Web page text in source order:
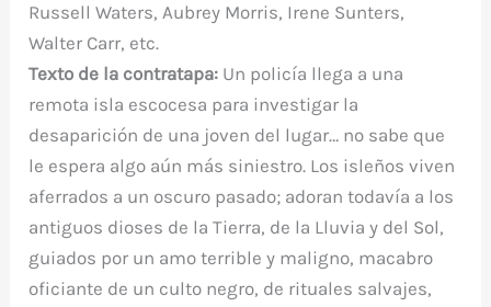
Russell Waters, Aubrey Morris, Irene Sunters,
Walter Carr, etc.
Texto de la contratapa: Un policía llega a una
remota isla escocesa para investigar la
desaparición de una joven del lugar… no sabe que
le espera algo aún más siniestro. Los isleños viven
aferrados a un oscuro pasado; adoran todavía a los
antiguos dioses de la Tierra, de la Lluvia y del Sol,
guiados por un amo terrible y maligno, macabro
oficiante de un culto negro, de rituales salvajes,